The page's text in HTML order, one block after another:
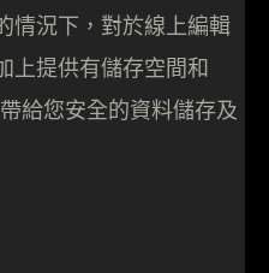
情況下，對於線上編輯
上提供有儲存空間和
給您安全的資料儲存及